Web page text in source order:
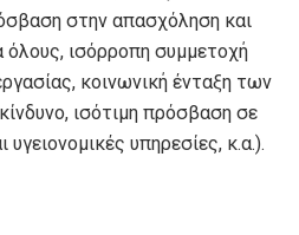
στην απασχόληση και
όλους, ισόρροπη συμμετοχή
κοινωνική ένταξη των
ισότιμη πρόσβαση σε
υγειονομικές υπηρεσίες, κ.α.).